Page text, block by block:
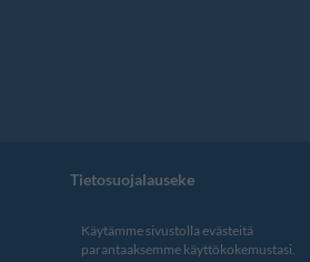
Tietosuojalauseke
Käytämme sivustolla evästeitä
parantaaksemme käyttökokemustasi.